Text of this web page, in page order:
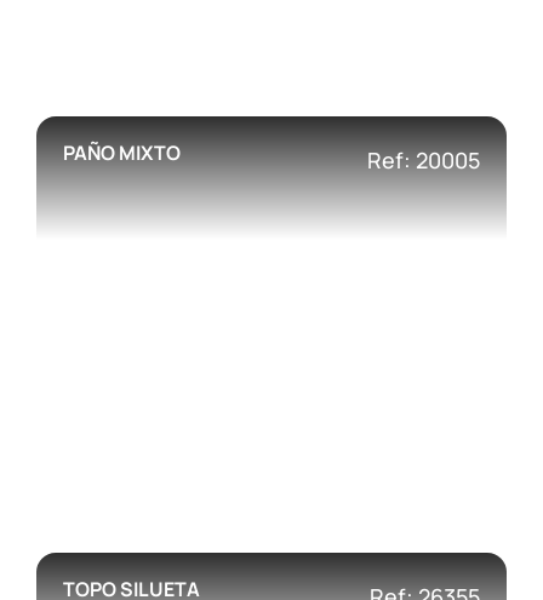
PAÑO MIXTO Ref: 20005
TOPO SILUETA